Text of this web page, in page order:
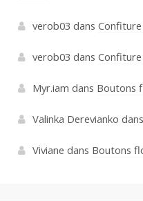
verob03 dans
verob03 dans
Myr.iam dans Boutons
Valinka Derevianko dans
Viviane dans Boutons